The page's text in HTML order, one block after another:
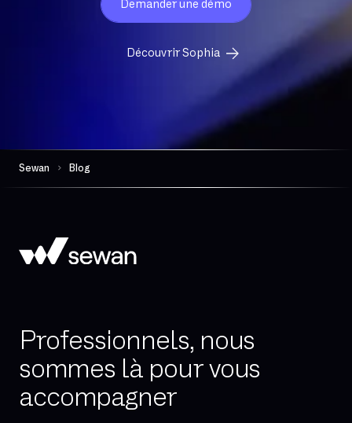
Demander une démo
Découvrir Sophia
Sewan Blog
Professionnels, nous
sommes là pour vous
accompagner